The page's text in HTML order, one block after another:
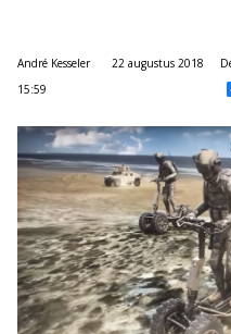
André Kesseler
22 augustus 2018
15:59